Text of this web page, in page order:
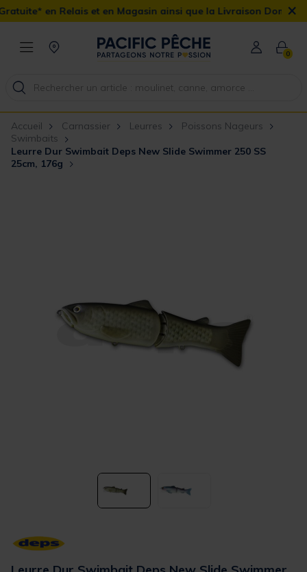
et en Magasin ainsi que la Livraison Domicile offerte dès 90€
×
0
Accueil Carnassier Leurres
Poissons Nageurs
Swimbaits
Leurre Dur Swimbait Deps New Slide Swimmer 250 SS
25cm, 176g